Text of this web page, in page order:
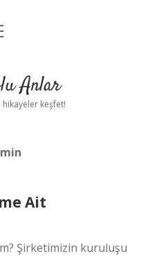
Anlar
keşfet!
Ait
Şirketimizin kuruluşu